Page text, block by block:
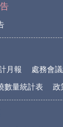
月報 處務會
數量統計表 政